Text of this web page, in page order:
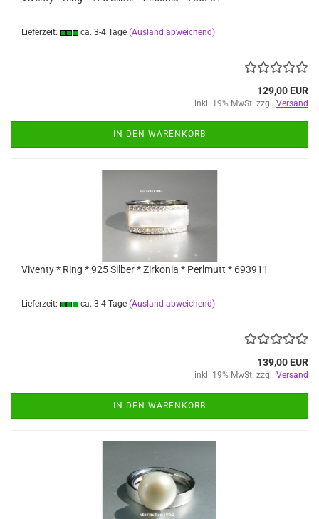
Lieferzeit: ca. 3-4 Tage (Ausland abweichend)
129,00 EUR
inkl. 19% MwSt. zzgl. Versand
IN DEN WARENKORB
Viventy * Ring * 925 Silber * Zirkonia * Perlmutt * 693911
Lieferzeit: ca. 3-4 Tage (Ausland abweichend)
139,00 EUR
inkl. 19% MwSt. zzgl. Versand
IN DEN WARENKORB